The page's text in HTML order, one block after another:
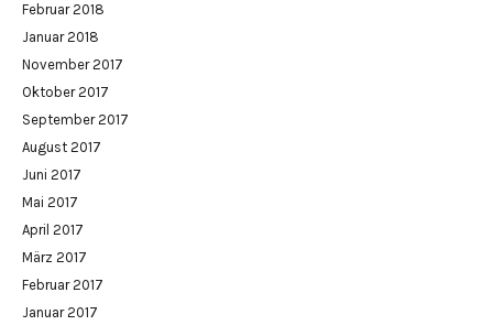
Februar 2018
Januar 2018
November 2017
Oktober 2017
September 2017
August 2017
Juni 2017
Mai 2017
April 2017
März 2017
Februar 2017
Januar 2017